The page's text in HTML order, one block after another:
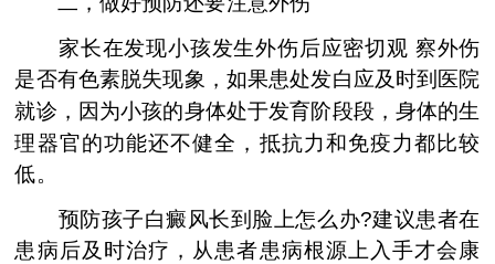
家长在发现小孩发生外伤后应密切观 察外伤
是否有色素脱失现象，如果患处发白应及时到医院
就诊，因为小孩的身体处于发育阶段段，身体的生
理器官的功能还不健全，抵抗力和免疫力都比较
低。
预防孩子白癜风长到脸上怎么办?建议患者在
患病后及时治疗，从患者患病根源上入手才会康